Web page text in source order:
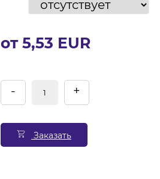
от 5,53 EUR
- +
Заказать